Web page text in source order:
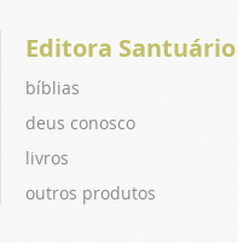
Editora Santuário
bíblias
deus conosco
livros
outros produtos